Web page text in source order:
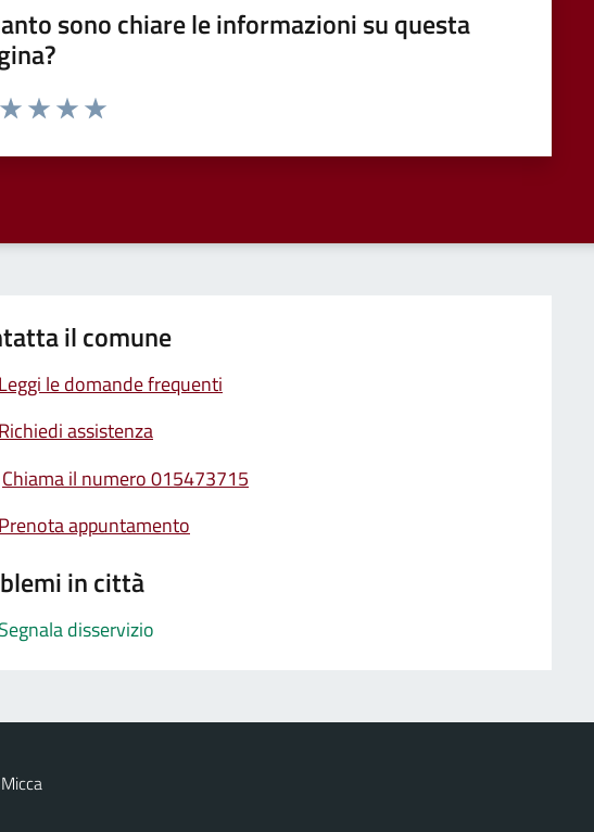
sono chiare le informazioni su questa
da 1 a 5 stelle la pagina
il comune
Leggi le domande frequenti
Richiedi assistenza
Chiama il numero 015473715
Prenota appuntamento
in città
Segnala disservizio